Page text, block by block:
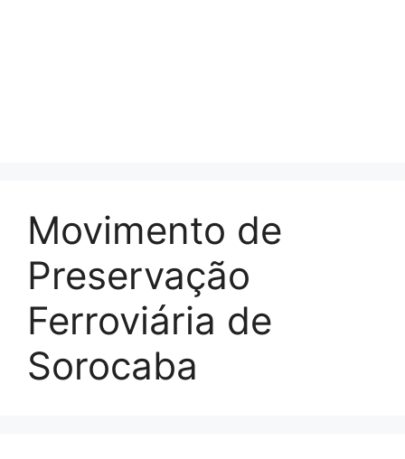
Movimento de
Preservação
Ferroviária de
Sorocaba